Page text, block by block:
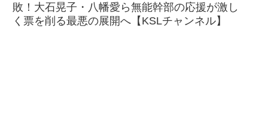
敗！大石晃子・八幡愛ら無能幹部の応援が激し
く票を削る最悪の展開へ【KSLチャンネル】